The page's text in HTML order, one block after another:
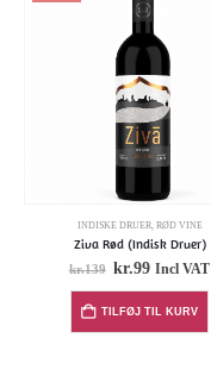
INDISKE DRUER, RØD VINE
Ziva Rød (Indisk Druer)
kr.139 kr.99 Incl VAT
TILFØJ TIL KURV